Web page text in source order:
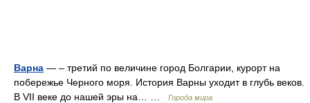
Варна — – третий по величине город Болгарии, курорт на
побережье Черного моря. История Варны уходит в глубь веков.
В VII веке до нашей эры на… …
Города мира